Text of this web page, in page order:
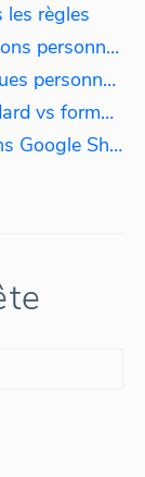
les règles
Utilisation de règles dans les dimensions personnalisées : agrégation des données par langue
Utilisation des règles dans les métriques personnalisées : calcul de l'impôt
Types de métriques : métriques standard vs formules
Utilisation de tables de recherche dans Google Sheet